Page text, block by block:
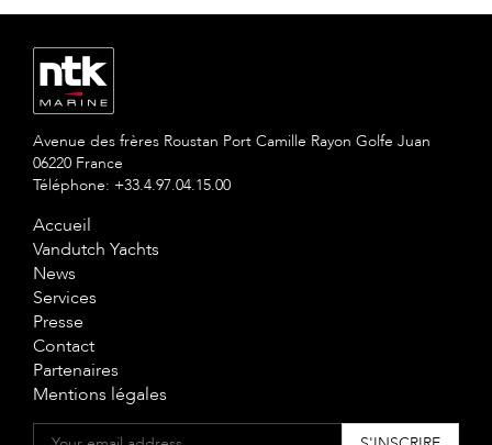
Avenue des frères Roustan Port Camille Rayon Golfe Juan
06220 France
Téléphone: +33.4.97.04.15.00
Accueil
Vandutch Yachts
News
Services
Presse
Contact
Partenaires
Mentions légales